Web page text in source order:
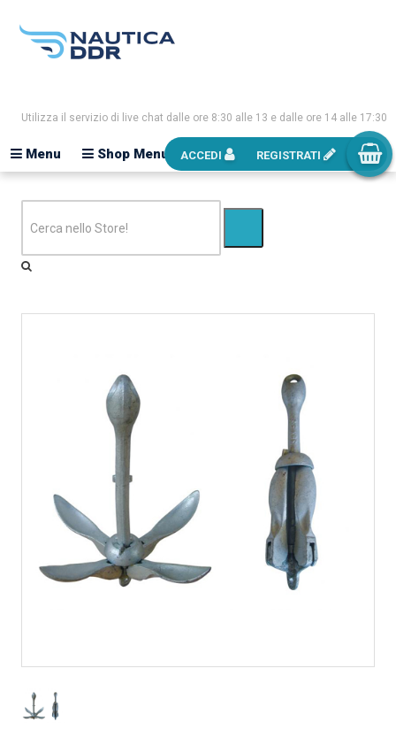
Utilizza il servizio di live chat dalle ore 8:30 alle 13 e dalle ore 14 alle 17:30
Shop Menu
Menu ACCEDI REGISTRATI